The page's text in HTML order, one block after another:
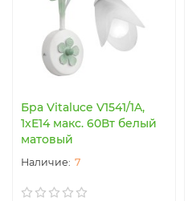
Бра Vitaluce V1541/1A,
1хЕ14 макс. 60Вт белый
матовый
7